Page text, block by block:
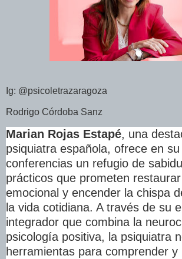
Ig: @psicoletrazaragoza
Rodrigo Córdoba Sanz
Marian Rojas Estapé, una
psiquiatra española, ofrece en
conferencias un refugio de
prácticos que prometen
emocional y encender la chispa
la vida cotidiana. A través de su
integrador que combina la
psicología positiva, la psiquiatra
herramientas para comprender y